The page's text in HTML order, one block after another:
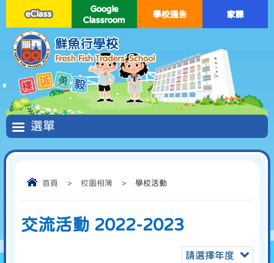
eClass
Google
Classroom
學校通告 家課
首頁 > 校園相簿 > 學校活動
交流活動 2022-2023
請選擇年度